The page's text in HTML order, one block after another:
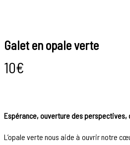
Galet en opale verte
10€
Espérance, ouverture des perspectives,
L’opale verte nous aide à ouvrir notre